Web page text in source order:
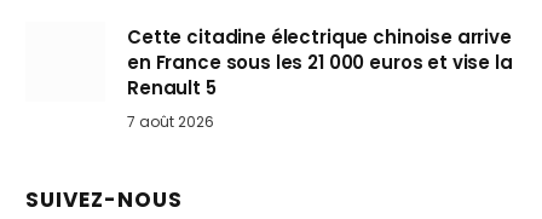
Cette citadine électrique chinoise arrive
en France sous les 21 000 euros et vise la
Renault 5
7 août 2026
SUIVEZ-NOUS